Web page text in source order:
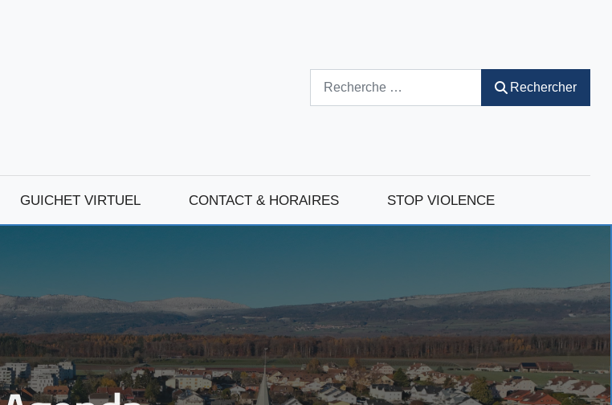
Rechercher
GUICHET VIRTUEL CONTACT & HORAIRES STOP VIOLENCE